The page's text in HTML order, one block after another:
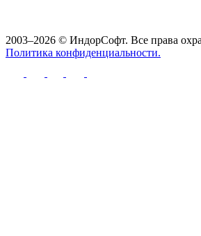
2003–2026 © ИндорСофт. Все права
Политика конфиденциальности.